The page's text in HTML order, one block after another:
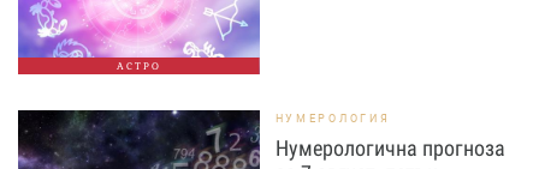
АСТРО
НУМЕРОЛОГИЯ
Нумерологична прогноза